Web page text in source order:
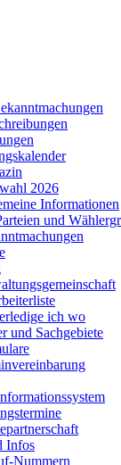
2026
Informationen
und
ich wo
und Sachgebiete
Infos
Nummern